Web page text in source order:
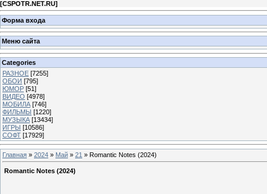
[CSPOTR.NET.RU]
Форма входа
Меню сайта
Categories
РАЗНОЕ [7255]
ОБОИ [795]
ЮМОР [51]
ВИДЕО [4978]
МОБИЛА [746]
ФИЛЬМЫ [1220]
МУЗЫКА [13434]
ИГРЫ [10586]
СОФТ [17929]
Главная » 2024 » Май » 21 » Romantic Notes (2024)
Romantic Notes (2024)